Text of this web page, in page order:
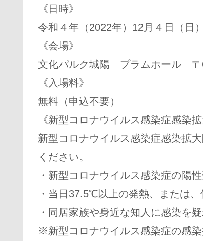
《日時》
令和４年（2022年）12月４日（
《会場》
文化パルク城陽 プラムホール
《入場料》
無料（申込不要）
《新型コロナウイルス感染症感染拡
新型コロナウイルス感染症感染拡
ください。
・新型コロナウイルス感染症の陽
・当日37.5℃以上の発熱、または
・同居家族や身近な知人に感染を
※新型コロナウイルス感染症の感